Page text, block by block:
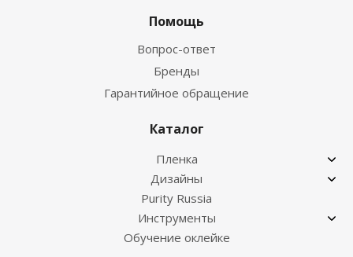
Помощь
Вопрос-ответ
Бренды
Гарантийное обращение
Каталог
Пленка
Дизайны
Purity Russia
Инструменты
Обучение оклейке